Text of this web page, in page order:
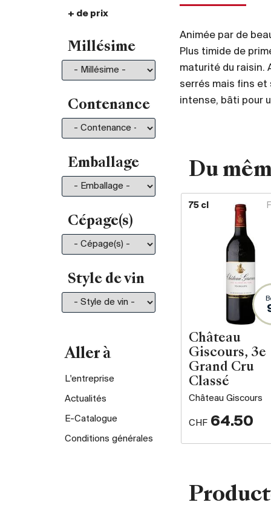
De 30.- à 35.-
De 50.- à 75.-
De 75.- à 100.-
130
De 150.- à 200.-
Plus de 200.-
210
+ de prix
Millésime
Contenance
Emballage
Cépage(s)
Style de vin
Aller à
L'entreprise
Actualités
E-Catalogue
Conditions générales
Animée par de
Plus timide de
maturité du raisin.
serrés mais fins et
intense, bâti pour
Du
75 cl
Château
Giscours, 3e
Grand Cru
Classé
Château Giscours
CHF 64.50